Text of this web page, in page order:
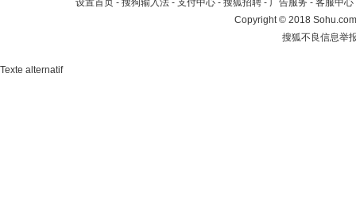
设置首页 - 搜狗输入法 - 支付中心 - 搜狐招聘 - 广告服务 - 客服中心
Copyright©2018
搜狐不良信息举
Texte alternatif